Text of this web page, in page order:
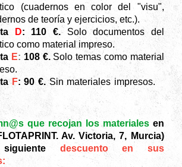
(cuadernos en color del "visu",
de teoría y ejercicios, etc.).
D: 110 €. Solo documentos del
como material impreso.
E: 108 €. Solo temas como material
F: 90 €.Sin materiales impresos.
que recojan los materiales en
Av. Victoria, 7, Murcia)
descuento en sus